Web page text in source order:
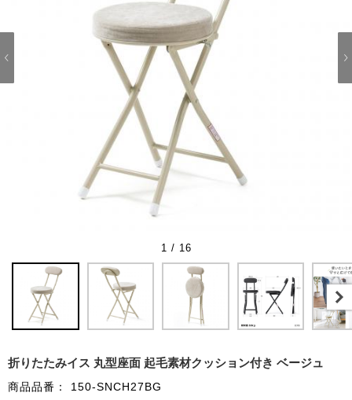
1 / 16
折りたたみイス 丸型座面 起毛素材クッション付き ベージュ
商品品番： 150-SNCH27BG